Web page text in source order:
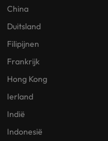
China
Duitsland
Filipijnen
Frankrijk
Hong Kong
Ierland
Indië
Indonesië